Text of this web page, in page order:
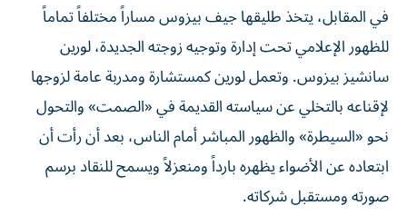
في المقابل، يتخذ طليقها جيف بيزوس مساراً مختلفاً تماماً
للظهور الإعلامي تحت إدارة وتوجيه زوجته الجديدة، لورين
سانشيز بيزوس. وتعمل لورين كمستشارة ومدربة عامة لزوجها
لإقناعه بالتخلي عن سياسته القديمة في «الصمت» والتحول
نحو «السيطرة» والظهور المباشر أمام الناس، بعد أن رأت أن
ابتعاده عن الأضواء يظهره بارداً ومنعزلاً ويسمح للنقاد برسم
صورته ومستقبل شركاته.